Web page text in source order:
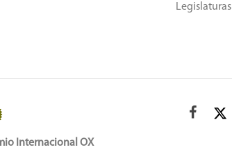
Legislaturas
Internacional OX